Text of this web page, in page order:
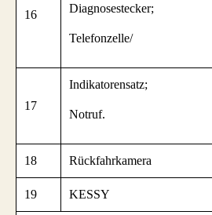
16 Diagnosestecker;
Telefonzelle/
17
Indikatorensatz;
Notruf.
18 Rückfahrkamera
19 KESSY